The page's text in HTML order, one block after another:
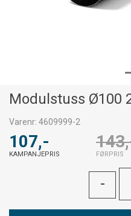
Modulstuss Ø100
Varenr: 4609999-2
107,-
KAMPANJEPRIS FØRPRIS
-